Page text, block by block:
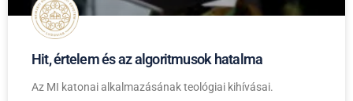
Hit, értelem és az algoritmusok hatalma
Az MI katonai alkalmazásának teológiai kihívásai.